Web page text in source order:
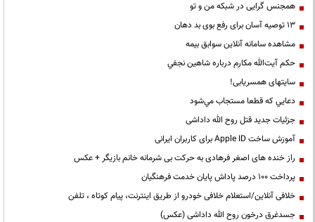
همجنس گرایی در شبکه من و تو
13 توصیه آسان برای رفع بوی بد دهان
مشاهده سامانه آنلاين سوابق بیمه
حكم آيت‌الله مكارم درباره شاهين نجفي
سایتهای همسریابی!
دعايي كه قطعا مستجاب مي‌شود
جزئیات جدید قتل روح الله داداشی
آموزش ساخت Apple ID برای کاربران ایرانی
راز خنده های اصغر فرهادی به حرکت بی شرمانه خانم بازیگر + عکس
پرداخت ۱۰۰ درصد پاداش پایان خدمت فرهنگیان
خلافی آنلاین/استعلام خلافی خودرو از طریق اینترنت، پیام کوتاه ، تلفن
جسدغرق درخون روح الله داداشی (عکس)